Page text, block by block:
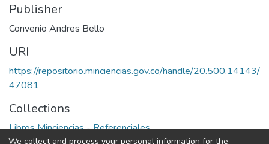
Publisher
Convenio Andres Bello
URI
https://repositorio.minciencias.gov.co/handle/20.500.14143/
47081
Collections
Libros Minciencias - Referenciales
We collect and process your personal information for the